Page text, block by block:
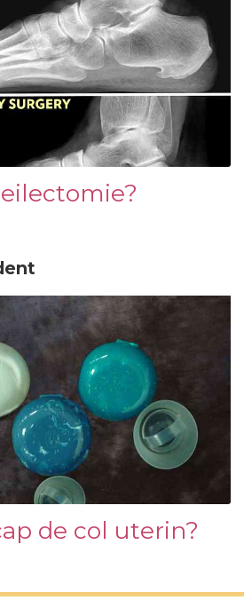
de col uterin?